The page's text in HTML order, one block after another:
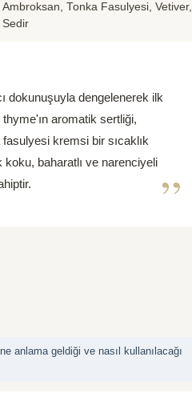
Ambroksan, Tonka Fasulyesi, Vetiver,
Sedir
dokunuşuyla dengelenerek ilk
thyme'ın aromatik sertliği,
kremsi bir sıcaklık
baharatlı ve narenciyeli
”
anlama geldiği ve nasıl kullanılacağı